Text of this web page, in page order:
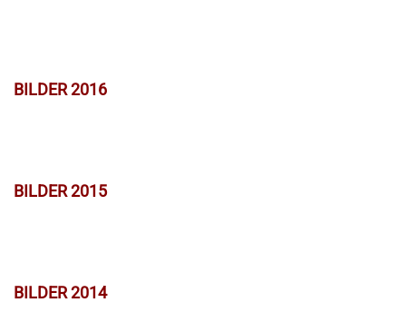
BILDER 2016
BILDER 2015
BILDER 2014